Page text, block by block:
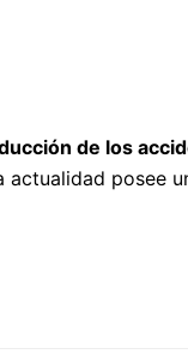
de los
posee